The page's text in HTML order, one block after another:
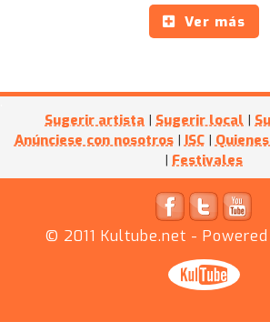
Ver más
Sugerir artista | Sugerir local |
Anúnciese con nosotros | ISC |
| Festivales
© 2011 Kultube.net -